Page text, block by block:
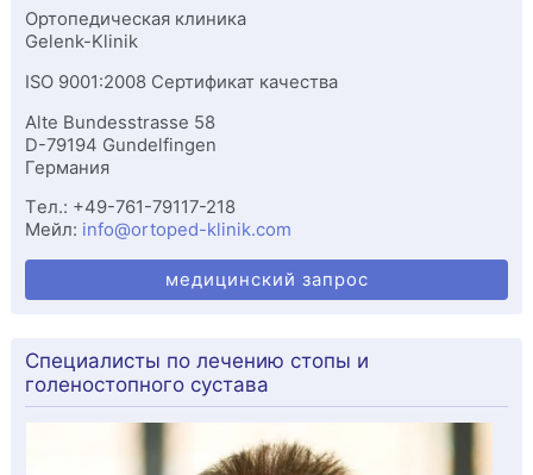
Ортопедическая клиника
Gelenk-Klinik
ISO 9001:2008 Сертификат качества
Alte Bundesstrasse 58
D-79194 Gundelfingen
Германия
Tел.: +49-761-79117-218
Мейл: info@ortoped-klinik.com
медицинский запрос
Специалисты по лечению стопы и
голеностопного сустава